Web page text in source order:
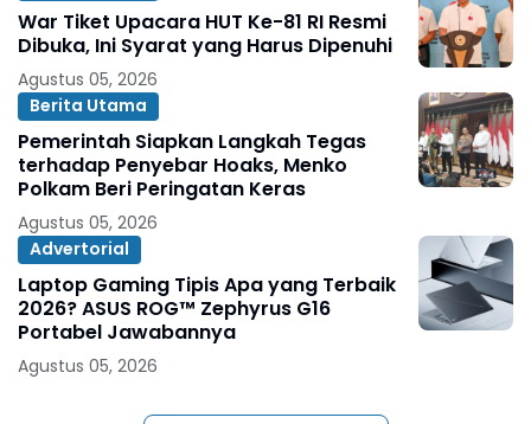
War Tiket Upacara HUT Ke-81 RI Resmi
Dibuka, Ini Syarat yang Harus Dipenuhi
Agustus 05, 2026
Berita Utama
Pemerintah Siapkan Langkah Tegas
terhadap Penyebar Hoaks, Menko
Polkam Beri Peringatan Keras
Agustus 05, 2026
Advertorial
Laptop Gaming Tipis Apa yang Terbaik
2026? ASUS ROG™ Zephyrus G16
Portabel Jawabannya
Agustus 05, 2026